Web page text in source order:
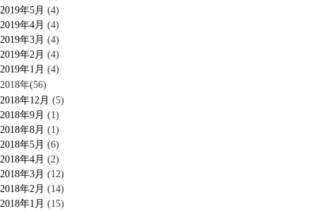
2019年5月 (4)
2019年4月 (4)
2019年3月 (4)
2019年2月 (4)
2019年1月 (4)
2018年(56)
2018年12月 (5)
2018年9月 (1)
2018年8月 (1)
2018年5月 (6)
2018年4月 (2)
2018年3月 (12)
2018年2月 (14)
2018年1月 (15)